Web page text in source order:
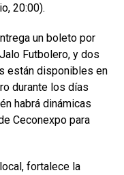
20:00).
un boleto por
Futbolero, y dos
están disponibles en
durante los días
habrá dinámicas
Ceconexpo para
fortalece la